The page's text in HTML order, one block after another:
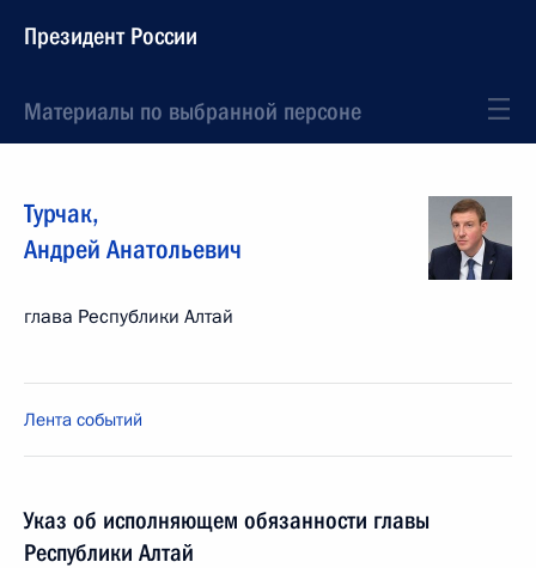
Президент России
Материалы по выбранной персоне
Турчак,
Андрей Анатольевич
глава Республики Алтай
Лента событий
Указ об исполняющем обязанности главы
Республики Алтай